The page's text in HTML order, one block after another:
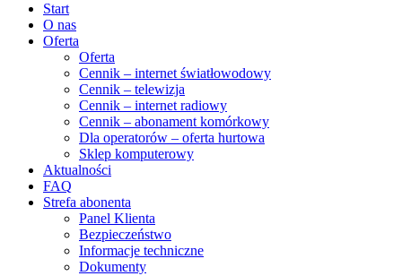
Start
O nas
Oferta
Oferta
Cennik – internet światłowodowy
Cennik – telewizja
Cennik – internet radiowy
Cennik – abonament komórkowy
Dla operatorów – oferta hurtowa
Sklep komputerowy
Aktualności
FAQ
Strefa abonenta
Panel Klienta
Bezpieczeństwo
Informacje techniczne
Dokumenty